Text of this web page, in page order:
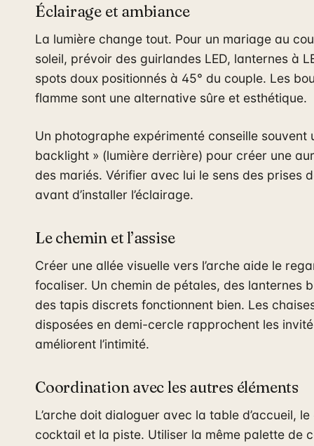
Éclairage et ambiance
La lumière change tout. Pour un mariage au
soleil, prévoir des guirlandes LED, lanternes à
spots doux positionnés à 45° du couple. Les
flamme sont une alternative sûre et esthétique.
Un photographe expérimenté conseille souvent
backlight » (lumière derrière) pour créer une
des mariés. Vérifier avec lui le sens des prises
avant d’installer l’éclairage.
Le chemin et l’assise
Créer une allée visuelle vers l’arche aide le
focaliser. Un chemin de pétales, des lanternes
des tapis discrets fonctionnent bien. Les
disposées en demi-cercle rapprochent les
améliorent l’intimité.
Coordination avec les autres éléments
L’arche doit dialoguer avec la table d’accueil, le
cocktail et la piste. Utiliser la même palette de